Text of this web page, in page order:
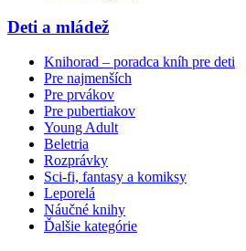
Deti a mládež
Knihorad – poradca kníh pre deti
Pre najmenších
Pre prvákov
Pre pubertiakov
Young Adult
Beletria
Rozprávky
Sci-fi, fantasy a komiksy
Leporelá
Náučné knihy
Ďalšie kategórie